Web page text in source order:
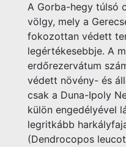
A Gorba-hegy túlsó
völgy, mely a
fokozottan védett
legértékesebbje. A
erdőrezervátum
védett növény- és
csak a Duna-Ipoly
külön engedélyével
legritkább
(Dendrocopos